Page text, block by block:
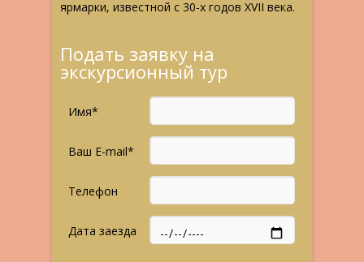
ярмарки, известной с 30-х годов XVII века.
Подать заявку на
экскурсионный тур
Имя*
Ваш E-mail*
Телефон
Дата заезда